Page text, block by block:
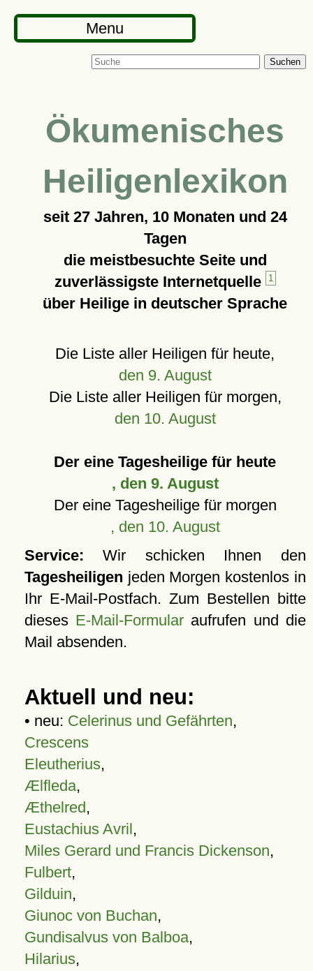
Menu
Suchen
Ökumenisches
Heiligenlexikon
seit 27 Jahren, 10 Monaten und 24
Tagen
die meistbesuchte Seite und
zuverlässigste Internetquelle
1
über Heilige in deutscher Sprache
Die Liste aller Heiligen für heute,
den 9. August
Die Liste aller Heiligen für morgen,
den 10. August
Der eine Tagesheilige für heute
, den 9. August
Der eine Tagesheilige für morgen
, den 10. August
Service: Wir schicken Ihnen den
Tagesheiligen jeden Morgen kostenlos in
Ihr E-Mail-Postfach. Zum Bestellen bitte
dieses E-Mail-Formular aufrufen und die
Mail absenden.
Aktuell und neu:
• neu: Celerinus und Gefährten,
Crescens
Eleutherius,
Ælfleda,
Æthelred,
Eustachius Avril,
Miles Gerard und Francis Dickenson,
Fulbert,
Gilduin,
Giunoc von Buchan,
Gundisalvus von Balboa,
Hilarius,